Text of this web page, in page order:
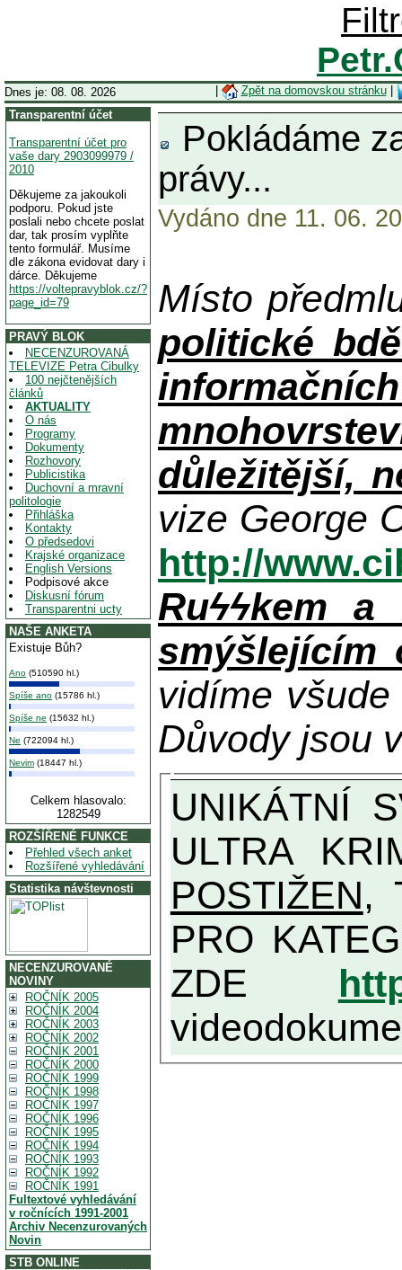
Dnes je: 08. 08. 2026 Zpět na domovskou stránku|
Transparentní účet
Transparentní účet pro
vaše dary 2903099979 /
2010
Děkujeme za jakoukoli
podporu. Pokud jste
poslali nebo chcete poslat
dar, tak prosím vyplňte
tento formulář. Musíme
dle zákona evidovat dary i
dárce. Děkujeme
https://voltepravyblok.cz/?
page_id=79
PRAVÝ BLOK
NECENZUROVANÁ
TELEVIZE Petra Cibulky
100 nejčtenějších
článků
AKTUALITY
O nás
Programy
Dokumenty
Rozhovory
Publicistika
Duchovní a mravní
politologie
Přihláška
Kontakty
O předsedovi
Krajské organizace
English Versions
Podpisové akce
Diskusní fórum
Transparentni ucty
NAŠE ANKETA
Existuje Bůh?
Ano (510590 hl.)
Spíše ano (15786 hl.)
Spíše ne (15632 hl.)
Ne (722094 hl.)
Nevim (18447 hl.)
Celkem hlasovalo:
1282549
ROZŠÍŘENÉ FUNKCE
Přehled všech anket
Rozšířené vyhledávání
Statistika návštevnosti
NECENZUROVANÉ
NOVINY
ROČNÍK 2005
ROČNÍK 2004
ROČNÍK 2003
ROČNÍK 2002
ROČNÍK 2001
ROČNÍK 2000
ROČNÍK 1999
ROČNÍK 1998
ROČNÍK 1997
ROČNÍK 1996
ROČNÍK 1995
ROČNÍK 1994
ROČNÍK 1993
ROČNÍK 1992
ROČNÍK 1991
Fultextové vyhledávání
v ročnících 1991-2001
Archiv Necenzurovaných
Novin
STB ONLINE
Pokládáme
právy...
Vydáno dne 11. 06.
Místo
politické
důležitější,
vize George
http://
Ruϟϟkem
smýšlejícím
vidíme
Důvody jsou
UNIKÁTNÍ SVĚDECTVÍ ZE SOUČASNOSTI: PŘEDSEDA VLASTIZRÁDNÉ VLÁDY KGB MIMOŘÁDNĚ DETAILNĚ O
ULTRA
POSTIŽEN,
PRO KATEGORII TĚCH VŮBEC
ZDE